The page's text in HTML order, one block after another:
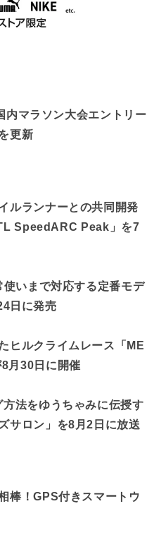
内マラソン大会エントリー
更新
ルランナーとの共同開発
SpeedARC Peak」を7
いまで対応する定番モデ
日に発売
ヒルクライムレース「ME
月30日に開催
法をゆうちゃみに伝授す
サロン」を8月2日に放送
棒！GPS付きスマートウ